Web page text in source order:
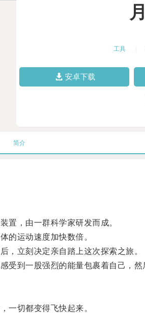
工具
安卓下载
简介
，由一群科学家研发而成。
运动速度加快数倍。
立刻决定亲自踏上这次探索之旅。
到一股强烈的能量包裹着自己，然
切都变得飞快起来。